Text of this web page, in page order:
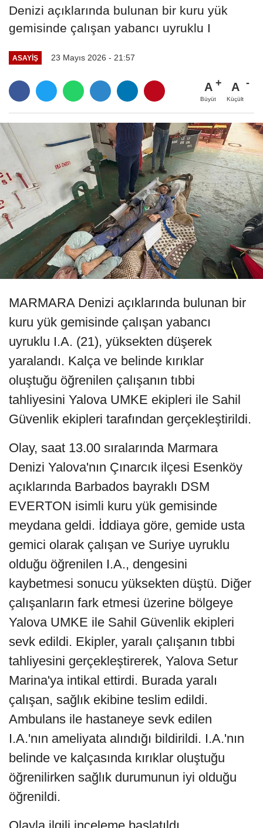
Denizi açıklarında bulunan bir kuru yük
gemisinde çalışan yabancı uyruklu I
ASAYIŞ 23 Mayıs 2026 - 21:57
A
Büyüt
A
Küçült
MARMARA Denizi açıklarında bulunan bir
kuru yük gemisinde çalışan yabancı
uyruklu I.A. (21), yüksekten düşerek
yaralandı. Kalça ve belinde kırıklar
oluştuğu öğrenilen çalışanın tıbbi
tahliyesini Yalova UMKE ekipleri ile Sahil
Güvenlik ekipleri tarafından gerçekleştirildi.
Olay, saat 13.00 sıralarında Marmara
Denizi Yalova'nın Çınarcık ilçesi Esenköy
açıklarında Barbados bayraklı DSM
EVERTON isimli kuru yük gemisinde
meydana geldi. İddiaya göre, gemide usta
gemici olarak çalışan ve Suriye uyruklu
olduğu öğrenilen I.A., dengesini
kaybetmesi sonucu yüksekten düştü. Diğer
çalışanların fark etmesi üzerine bölgeye
Yalova UMKE ile Sahil Güvenlik ekipleri
sevk edildi. Ekipler, yaralı çalışanın tıbbi
tahliyesini gerçekleştirerek, Yalova Setur
Marina'ya intikal ettirdi. Burada yaralı
çalışan, sağlık ekibine teslim edildi.
Ambulans ile hastaneye sevk edilen
I.A.'nın ameliyata alındığı bildirildi. I.A.'nın
belinde ve kalçasında kırıklar oluştuğu
öğrenilirken sağlık durumunun iyi olduğu
öğrenildi.